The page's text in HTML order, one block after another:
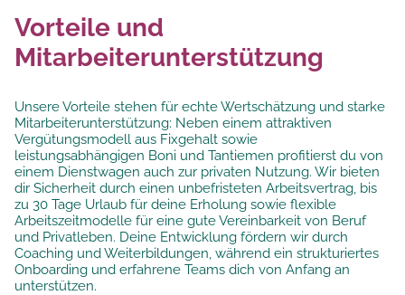
Vorteile und
Mitarbeiterunterstützung
Unsere Vorteile stehen für echte Wertschätzung und starke
Mitarbeiterunterstützung: Neben einem attraktiven
Vergütungsmodell aus Fixgehalt sowie
leistungsabhängigen Boni und Tantiemen profitierst du von
einem Dienstwagen auch zur privaten Nutzung. Wir bieten
dir Sicherheit durch einen unbefristeten Arbeitsvertrag, bis
zu 30 Tage Urlaub für deine Erholung sowie flexible
Arbeitszeitmodelle für eine gute Vereinbarkeit von Beruf
und Privatleben. Deine Entwicklung fördern wir durch
Coaching und Weiterbildungen, während ein strukturiertes
Onboarding und erfahrene Teams dich von Anfang an
unterstützen.